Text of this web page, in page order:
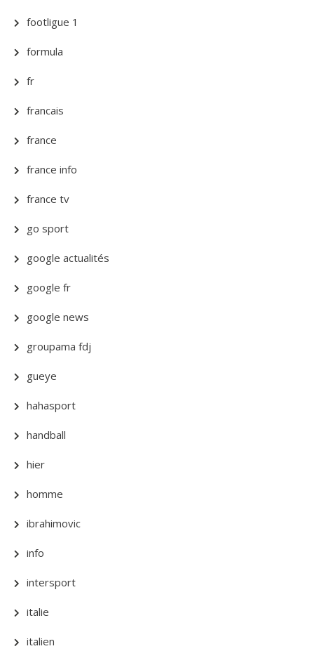
footligue 1
formula
fr
francais
france
france info
france tv
go sport
google actualités
google fr
google news
groupama fdj
gueye
hahasport
handball
hier
homme
ibrahimovic
info
intersport
italie
italien